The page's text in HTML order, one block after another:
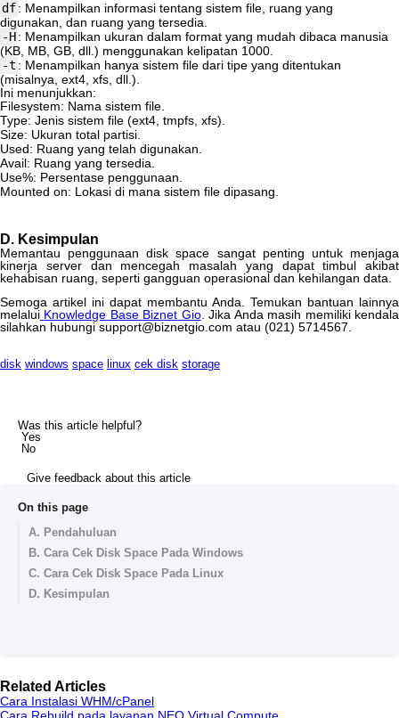
df: Menampilkan informasi tentang sistem file ruang yang
digunakan dan ruang yang tersedia
-H: Menampilkan ukuran dalam format yang mudah dibaca manusia
(KB MB GB dll ) menggunakan kelipatan 1000
-t : Menampilkan hanya sistem file dari tipe yang ditentukan
(misalnya ext4 xfs dll )
Ini menunjukkan:
Filesystem: Nama sistem file
Type: Jenis sistem file (ext4 tmpfs xfs)
Size: Ukuran total partisi
Used: Ruang yang telah digunakan
Avail: Ruang yang tersedia
Use%: Persentase penggunaan
Mounted on: Lokasi di mana sistem file dipasang
D. Kesimpulan
Memantau penggunaan disk space sangat penting untuk menjaga
kinerja
server dan mencegah masalah yang dapat timbul
akibat
kehabisan ruang seperti gangguan operasional dan kehilangan data
Semoga artikel ini dapat membantu Anda Temukan bantuan lainnya
melalui Knowledge Base Biznet Gio. Jika Anda masih memiliki kendala
silahkan hubungi support@biznetgio com atau (021) 5714567
disk windows space linux cek disk storage
Was this article helpful?
Yes
No
Give feedback about this article
On this page
A. Pendahuluan
B. Cara Cek Disk Space Pada Windows
C. Cara Cek Disk Space Pada Linux
D. Kesimpulan
Related Articles
Cara Instalasi WHM/cPanel